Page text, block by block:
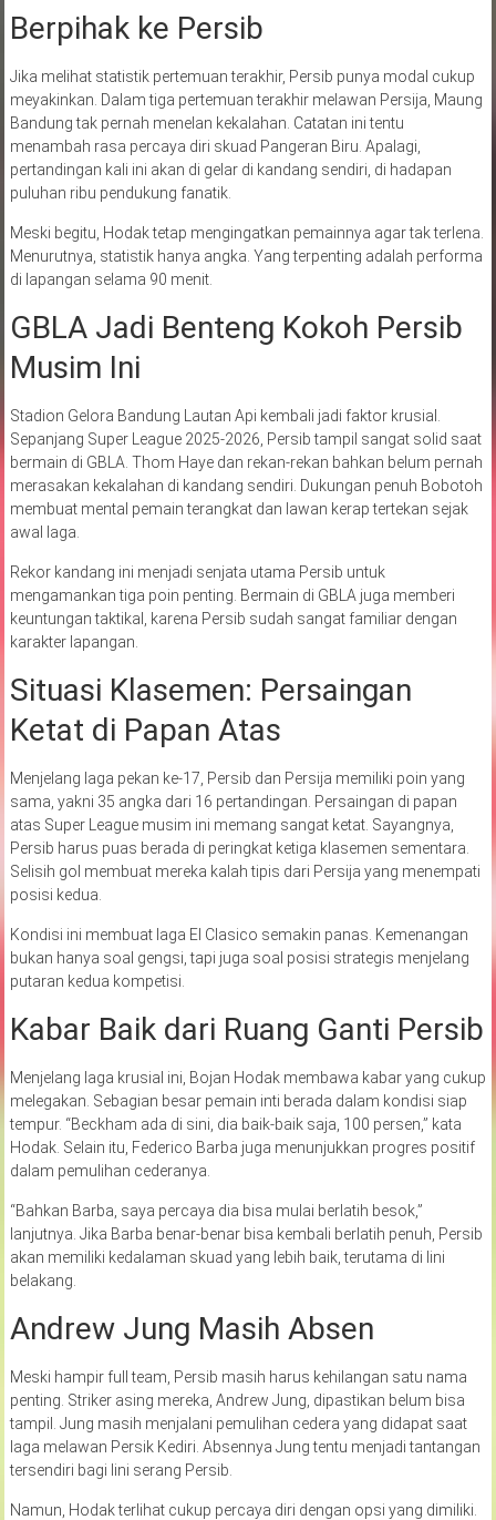
Berpihak ke Persib
Jika melihat statistik pertemuan terakhir, Persib punya modal cukup
meyakinkan. Dalam tiga pertemuan terakhir melawan Persija, Maung
Bandung tak pernah menelan kekalahan. Catatan ini tentu
menambah rasa percaya diri skuad Pangeran Biru. Apalagi,
pertandingan kali ini akan di gelar di kandang sendiri, di hadapan
puluhan ribu pendukung fanatik.
Meski begitu, Hodak tetap mengingatkan pemainnya agar tak terlena.
Menurutnya, statistik hanya angka. Yang terpenting adalah performa
di lapangan selama 90 menit.
GBLA Jadi Benteng Kokoh Persib
Musim Ini
Stadion Gelora Bandung Lautan Api kembali jadi faktor krusial.
Sepanjang Super League 2025-2026, Persib tampil sangat solid saat
bermain di GBLA. Thom Haye dan rekan-rekan bahkan belum pernah
merasakan kekalahan di kandang sendiri. Dukungan penuh Bobotoh
membuat mental pemain terangkat dan lawan kerap tertekan sejak
awal laga.
Rekor kandang ini menjadi senjata utama Persib untuk
mengamankan tiga poin penting. Bermain di GBLA juga memberi
keuntungan taktikal, karena Persib sudah sangat familiar dengan
karakter lapangan.
Situasi Klasemen: Persaingan
Ketat di Papan Atas
Menjelang laga pekan ke-17, Persib dan Persija memiliki poin yang
sama, yakni 35 angka dari 16 pertandingan. Persaingan di papan
atas Super League musim ini memang sangat ketat. Sayangnya,
Persib harus puas berada di peringkat ketiga klasemen sementara.
Selisih gol membuat mereka kalah tipis dari Persija yang menempati
posisi kedua.
Kondisi ini membuat laga El Clasico semakin panas. Kemenangan
bukan hanya soal gengsi, tapi juga soal posisi strategis menjelang
putaran kedua kompetisi.
Kabar Baik dari Ruang Ganti Persib
Menjelang laga krusial ini, Bojan Hodak membawa kabar yang cukup
melegakan. Sebagian besar pemain inti berada dalam kondisi siap
tempur. “Beckham ada di sini, dia baik-baik saja, 100 persen,” kata
Hodak. Selain itu, Federico Barba juga menunjukkan progres positif
dalam pemulihan cederanya.
“Bahkan Barba, saya percaya dia bisa mulai berlatih besok,”
lanjutnya. Jika Barba benar-benar bisa kembali berlatih penuh, Persib
akan memiliki kedalaman skuad yang lebih baik, terutama di lini
belakang.
Andrew Jung Masih Absen
Meski hampir full team, Persib masih harus kehilangan satu nama
penting. Striker asing mereka, Andrew Jung, dipastikan belum bisa
tampil. Jung masih menjalani pemulihan cedera yang didapat saat
laga melawan Persik Kediri. Absennya Jung tentu menjadi tantangan
tersendiri bagi lini serang Persib.
Namun, Hodak terlihat cukup percaya diri dengan opsi yang dimiliki.